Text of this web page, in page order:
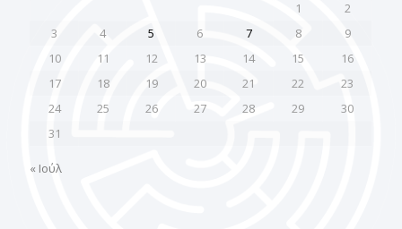
1
2
3
4 5 6 7 8
9
10
11 12 13 14 15
16
17
18 19 20 21 22
23
24
25 26 27 28 29
30
31
« Ιούλ